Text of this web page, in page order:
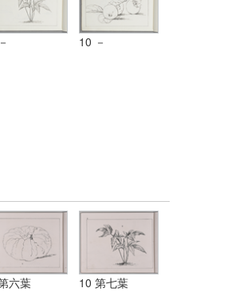
10 －
六葉 10 第七葉